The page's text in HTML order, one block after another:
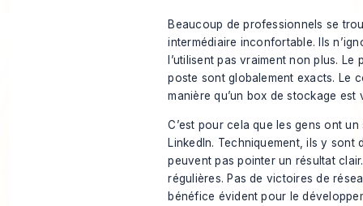
Beaucoup de professionnels se
intermédiaire inconfortable. Ils
l’utilisent pas vraiment non plus.
poste sont globalement exacts. Le
manière qu’un box de stockage est
C’est pour cela que les gens ont
LinkedIn. Techniquement, ils y sont
peuvent pas pointer un résultat
régulières. Pas de victoires de
bénéfice évident pour le